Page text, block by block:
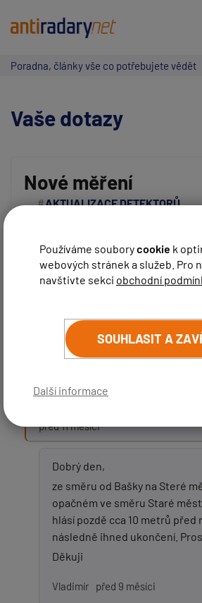
Používáme souborycookie k
webových stránek a služeb. Pro
navštivte sekci obchodní
SOUHLASIT A
Další informace
Poradna, články vše co potřebujete vědět
Vaše dotazy
Vaše jméno:
Váš e-mail:
email bude skrytý - slouží pro
Předmět:
PŘIDAT PŘÍSPĚVEK
Nové měření
AKTUALIZACE DETEKTORŮ
Https://www.facebook.com/photo?
Dobrý den, děkujeme za podnět.
Tento radar bude přidán v další
S pozdravem
před 11 měsíci
Dobrý den,
ze směru od Bašky na Steré
opačném ve směru Staré
hlásí pozdě cca 10 metrů před
následně ihned ukončení.
Děkuji
Vladimír před 9 měsíci